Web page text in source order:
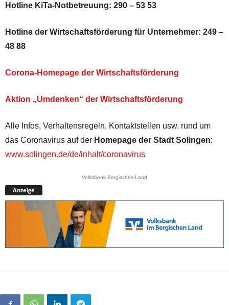
Hotline KiTa-Notbetreuung: 290 – 53 53
Hotline der Wirtschaftsförderung für Unternehmer: 249 –
48 88
Corona-Homepage der Wirtschaftsförderung
Aktion „Umdenken“ der Wirtschaftsförderung
Alle Infos, Verhaltensregeln, Kontaktstellen usw. rund um
das Coronavirus auf der Homepage der Stadt Solingen:
www.solingen.de/de/inhalt/coronavirus
Volksbank Bergisches Land
Anzeige